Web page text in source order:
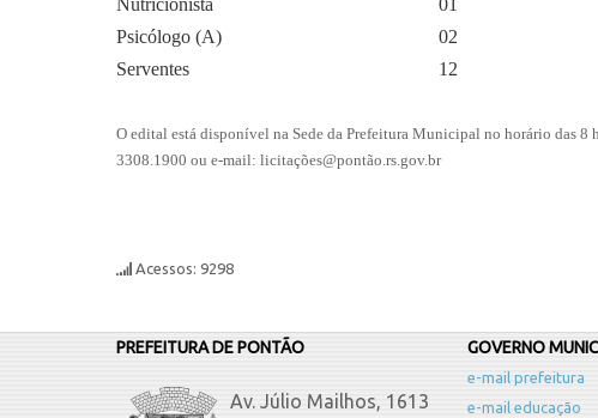
Nutricionista
01
Psicólogo (A)
02
Serventes
12
O edital está disponível na Sede da Prefeitura Municipal no horário das 8
3308.1900 ou e-mail: licitações@pontão.rs.gov.br
Acessos: 9298
PREFEITURA DE PONTÃO
Av. Júlio Mailhos, 1613
GOVERNO
e-mail prefeitura
e-mail educação